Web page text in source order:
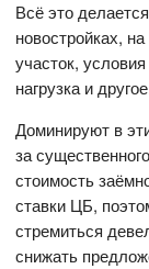
Всё это
новостройках,
участок,
нагрузка и
Доминируют в
за
стоимость
ставки ЦБ,
стремиться
снижать